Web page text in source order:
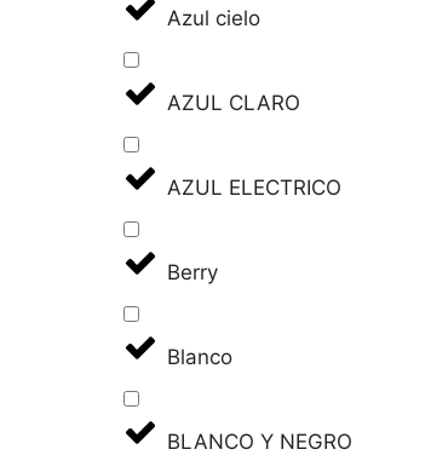
Azul cielo
AZUL CLARO
AZUL ELECTRICO
Berry
Blanco
BLANCO Y NEGRO